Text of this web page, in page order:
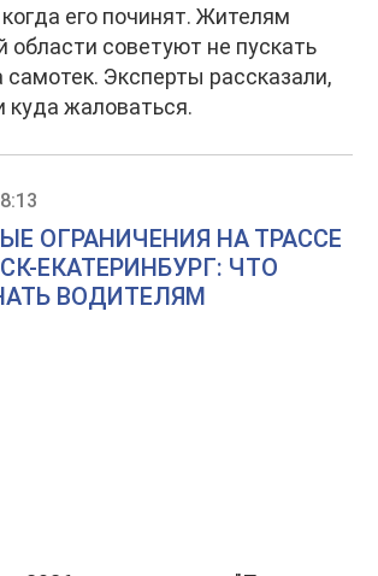
его починят. Жителям
области советуют не пускать
самотек. Эксперты рассказали,
куда жаловаться.
ОГРАНИЧЕНИЯ НА ТРАССЕ
ЕКАТЕРИНБУРГ: ЧТО
ВОДИТЕЛЯМ